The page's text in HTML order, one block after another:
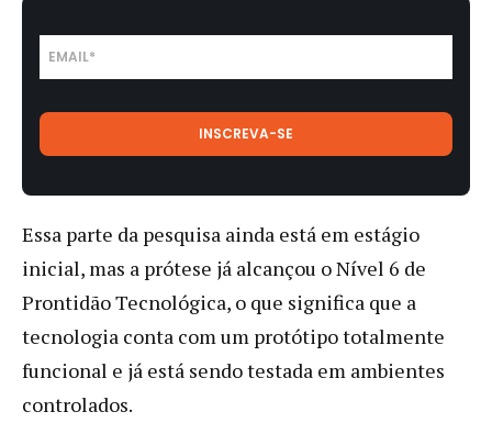
Essa parte da pesquisa ainda está em estágio
inicial, mas a prótese já alcançou o Nível 6 de
Prontidão Tecnológica, o que significa que a
tecnologia conta com um protótipo totalmente
funcional e já está sendo testada em ambientes
controlados.